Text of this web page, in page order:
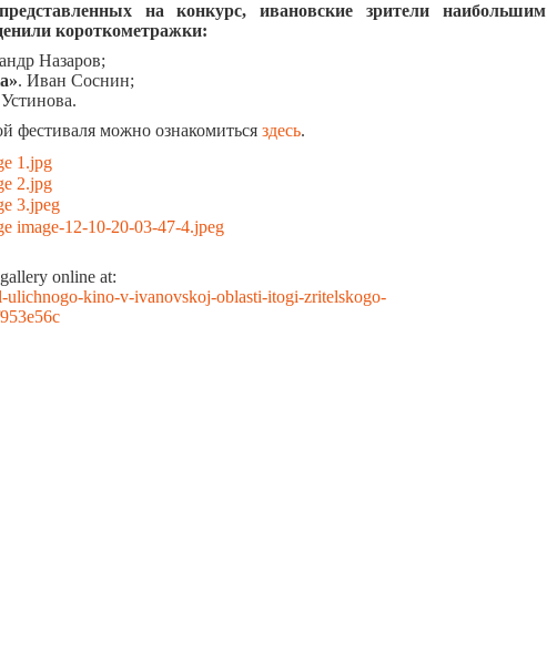
на конкурс, ивановские зрители наибольшим
короткометражки:
Назаров;
. Иван Соснин;
фестиваля можно ознакомиться здесь.
online at:
ulichnogo-kino-v-ivanovskoj-oblasti-itogi-zritelskogo-